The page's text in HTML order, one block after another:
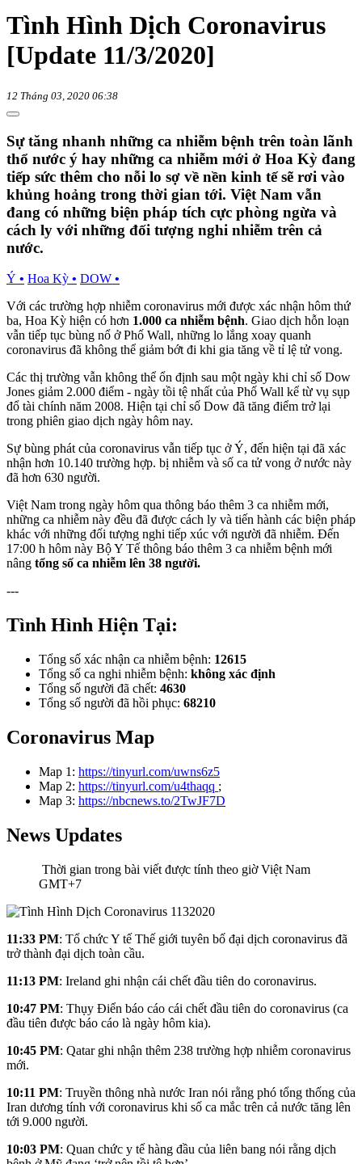
Tình Hình Dịch Coronavirus
[Update 11/3/2020]
12 Tháng 03, 2020 06:38
Sự tăng nhanh những ca nhiễm bệnh trên toàn lãnh
thổ nước ý hay những ca nhiễm mới ở Hoa Kỳ đang
tiếp sức thêm cho nỗi lo sợ về nền kinh tế sẽ rơi vào
khủng hoảng trong thời gian tới. Việt Nam vẫn
đang có những biện pháp tích cực phòng ngừa và
cách ly với những đối tượng nghi nhiễm trên cả
nước.
Ý • Hoa Kỳ • DOW •
Với các trường hợp nhiễm coronavirus mới được xác nhận hôm thứ
ba, Hoa Kỳ hiện có hơn 1.000 ca nhiễm bệnh. Giao dịch hỗn loạn
vẫn tiếp tục bùng nổ ở Phố Wall, những lo lắng xoay quanh
coronavirus đã không thể giảm bớt đi khi gia tăng về tỉ lệ tử vong.
Các thị trường vẫn không thể ổn định sau một ngày khi chỉ số Dow
Jones giảm 2.000 điểm - ngày tồi tệ nhất của Phố Wall kể từ vụ sụp
đổ tài chính năm 2008. Hiện tại chỉ số Dow đã tăng điểm trở lại
trong phiên giao dịch ngày hôm nay.
Sự bùng phát của coronavirus vẫn tiếp tục ở Ý, đến hiện tại đã xác
nhận hơn 10.140 trường hợp. bị nhiễm và số ca tử vong ở nước này
đã hơn 630 người.
Việt Nam trong ngày hôm qua thông báo thêm 3 ca nhiễm mới,
những ca nhiễm này đều đã được cách ly và tiến hành các biện pháp
khác với những đối tượng nghi tiếp xúc với người đã nhiễm. Đến
17:00 h hôm này Bộ Y Tế thông báo thêm 3 ca nhiễm bệnh mới
nâng tổng số ca nhiễm lên 38 người.
---
Tình Hình Hiện Tại:
Tổng số xác nhận ca nhiễm bệnh: 12615
Tổng số ca nghi nhiễm bệnh: không xác định
Tổng số người đã chết: 4630
Tổng số người đã hồi phục: 68210
Coronavirus Map
Map 1: https://tinyurl.com/uwns6z5
Map 2: https://tinyurl.com/u4thaqq ;
Map 3: https://nbcnews.to/2TwJF7D
News Updates
Thời gian trong bài viết được tính theo giờ Việt Nam
GMT+7
11:33 PM: Tổ chức Y tế Thế giới tuyên bố đại dịch coronavirus đã
trở thành đại dịch toàn cầu.
11:13 PM: Ireland ghi nhận cái chết đầu tiên do coronavirus.
10:47 PM: Thụy Điển báo cáo cái chết đầu tiên do coronavirus (ca
đầu tiên được báo cáo là ngày hôm kia).
10:45 PM: Qatar ghi nhận thêm 238 trường hợp nhiễm coronavirus
mới.
10:11 PM: Truyền thông nhà nước Iran nói rằng phó tổng thống của
Iran dương tính với coronavirus khi số ca mắc trên cả nước tăng lên
tới 9.000 người.
10:03 PM: Quan chức y tế hàng đầu của liên bang nói rằng dịch